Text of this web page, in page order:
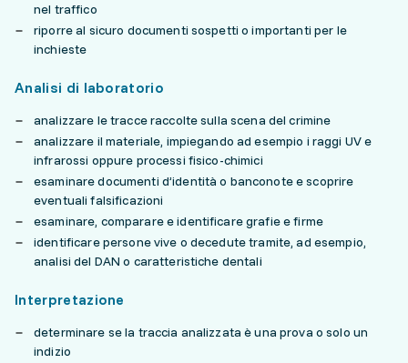
nel traffico
riporre al sicuro documenti sospetti o importanti per le
inchieste
Analisi di laboratorio
analizzare le tracce raccolte sulla scena del crimine
analizzare il materiale, impiegando ad esempio i raggi UV e
infrarossi oppure processi fisico-chimici
esaminare documenti d’identità o banconote e scoprire
eventuali falsificazioni
esaminare, comparare e identificare grafie e firme
identificare persone vive o decedute tramite, ad esempio,
analisi del DAN o caratteristiche dentali
Interpretazione
determinare se la traccia analizzata è una prova o solo un
indizio